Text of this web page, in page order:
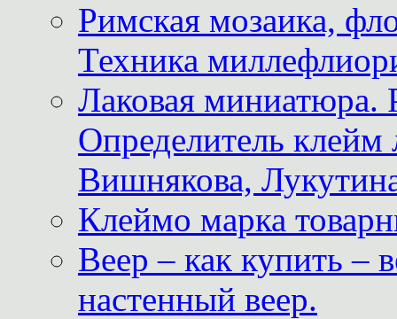
Римская мозаика,
Техника
Лаковая миниатюра.
Определитель
Вишнякова,
Клеймо марка
Веер – как купить –
настенный веер.